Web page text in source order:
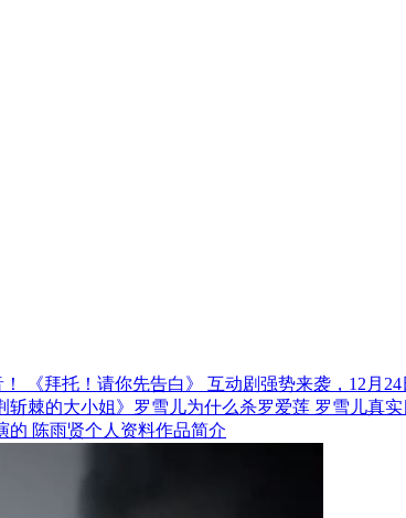
《拜托！请你先告白》 互动剧强势来袭，12月24
斩棘的大小姐》罗雪儿为什么杀罗爱莲 罗雪儿真
的 陈雨贤个人资料作品简介